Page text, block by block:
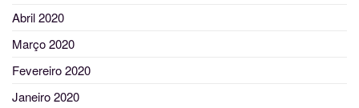
Abril 2020
Março 2020
Fevereiro 2020
Janeiro 2020